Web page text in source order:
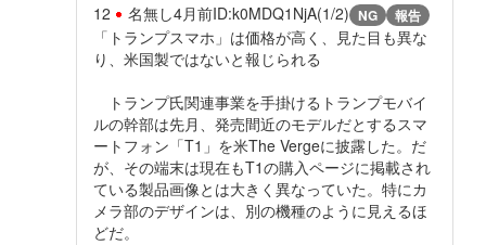
12 名無し4月前ID:k0MDQ1NjA(1/2) NG 報告
「トランプスマホ」は価格が高く、見た目も異な
り、米国製ではないと報じられる
トランプ氏関連事業を手掛けるトランプモバイ
ルの幹部は先月、発売間近のモデルだとするスマ
ートフォン「T1」を米The Vergeに披露した。だ
が、その端末は現在もT1の購入ページに掲載され
ている製品画像とは大きく異なっていた。特にカ
メラ部のデザインは、別の機種のように見えるほ
どだ。